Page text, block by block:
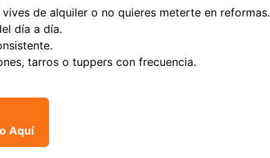
de alquiler o no quieres meterte en reformas.
día a día.
tarros o tuppers con frecuencia.
Aquí